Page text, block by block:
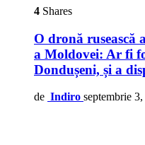
4 Shares
O dronă rusească
a Moldovei: Ar fi
Dondușeni, și a
de Indiro septembrie